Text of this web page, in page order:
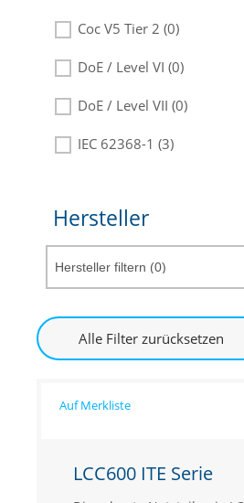
Coc V5 Tier 2 (0)
DoE / Level VI (0)
DoE / Level VII (0)
IEC 62368-1 (3)
Hersteller
Alle Filter zurücksetzen
LCC600 ITE Serie